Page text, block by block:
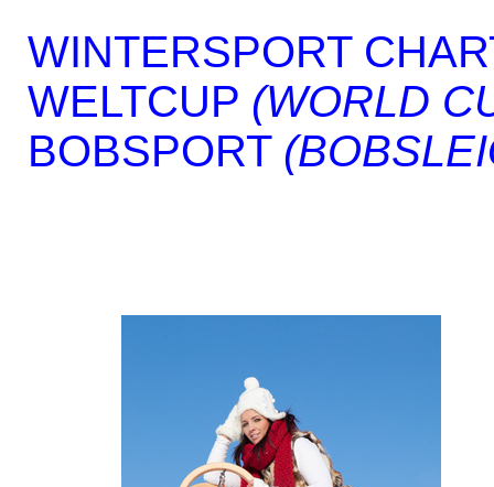
WINTERSPORT
WELTCUP (WORLD
BOBSPORT